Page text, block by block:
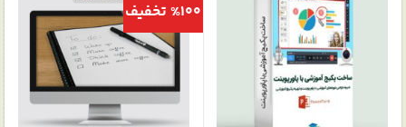
%100 تخفیف